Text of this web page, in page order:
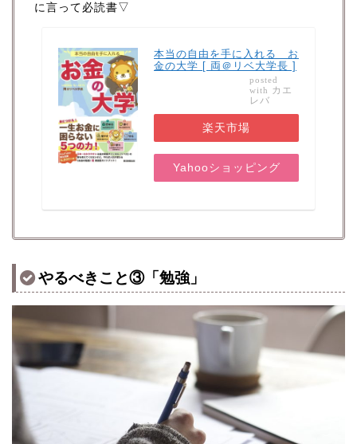
に言って必読書▽
本当の自由を手に入れる お
金の大学 [ 両＠リベ大学長 ]
posted
with カエ
レバ
楽天市場
Yahooショッピング
やるべきこと③「勉強」